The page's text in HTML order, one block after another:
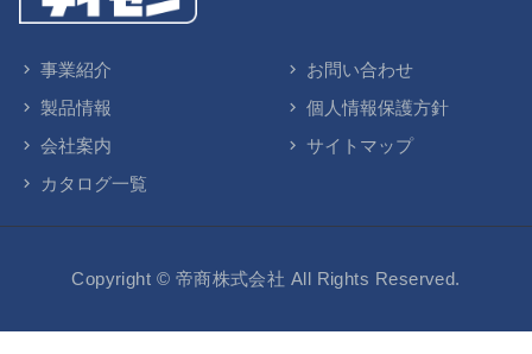
事業紹介
製品情報
会社案内
カタログ一覧
お問い合わせ
個人情報保護方針
サイトマップ
Copyright © 帝商株式会社 All Rights Reserved.